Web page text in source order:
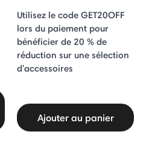
Utilisez le code GET20OFF
lors du paiement pour
bénéficier de 20 % de
réduction sur une sélection
d'accessoires
Ajouter au panier